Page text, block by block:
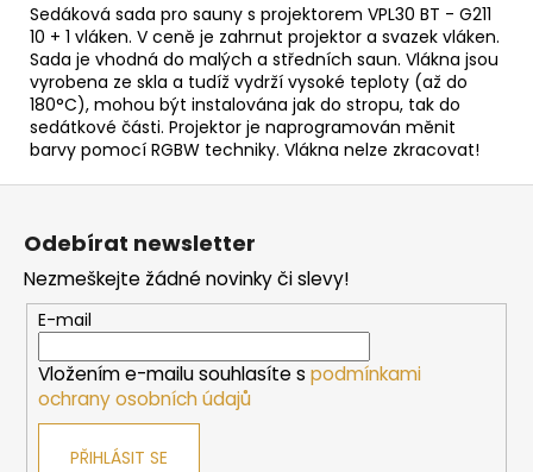
Sedáková sada pro sauny s projektorem VPL30 BT - G211
10 + 1 vláken. V ceně je zahrnut projektor a svazek vláken.
Sada je vhodná do malých a středních saun. Vlákna jsou
vyrobena ze skla a tudíž vydrží vysoké teploty (až do
180°C), mohou být instalována jak do stropu, tak do
sedátkové části. Projektor je naprogramován měnit
barvy pomocí RGBW techniky. Vlákna nelze zkracovat!
SAUNOVÁ
KAMNA
NA
DŘEVO
HARVIA
SL
212
Kč
Z
Odebírat newsletter
Nezmeškejte žádné novinky či slevy!
E-mail
Vložením e-mailu souhlasíte s podmínkami
ochrany osobních údajů
PŘIHLÁSIT SE